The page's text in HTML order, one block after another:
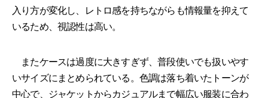
入り方が変化し、レトロ感を持ちながらも情報量を抑えて
いるため、視認性は高い。
またケースは過度に大きすぎず、普段使いでも扱いやす
いサイズにまとめられている。色調は落ち着いたトーンが
中心で、ジャケットからカジュアルまで幅広い服装に合わ